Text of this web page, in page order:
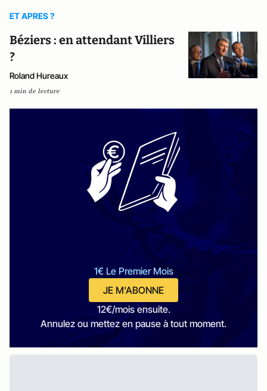
ET APRES ?
Béziers : en attendant Villiers
?
Roland Hureaux
1 min de lecture
1€ Le Premier Mois
JE M'ABONNE
12€/mois ensuite.
Annulez ou mettez en pause à tout moment.